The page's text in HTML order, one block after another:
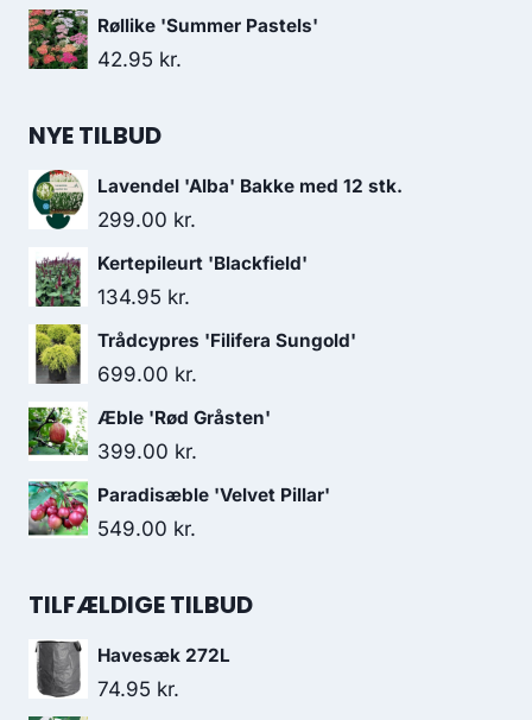
Røllike 'Summer Pastels'
42.95 kr.
NYE TILBUD
Lavendel 'Alba' Bakke med 12 stk.
299.00 kr.
Kertepileurt 'Blackfield'
134.95 kr.
Trådcypres 'Filifera Sungold'
699.00 kr.
Æble 'Rød Gråsten'
399.00 kr.
Paradisæble 'Velvet Pillar'
549.00 kr.
TILFÆLDIGE TILBUD
Havesæk 272L
74.95 kr.